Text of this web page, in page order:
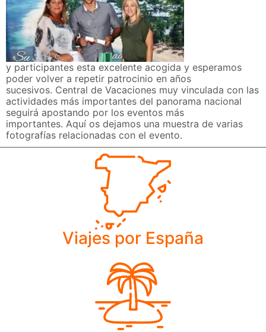
y participantes esta excelente acogida y esperamos
poder volver a repetir patrocinio en años
sucesivos. Central de Vacaciones muy vinculada con las
actividades más importantes del panorama nacional
seguirá apostando por los eventos más
importantes. Aquí os dejamos una muestra de varias
fotografías relacionadas con el evento.
Viajes por España